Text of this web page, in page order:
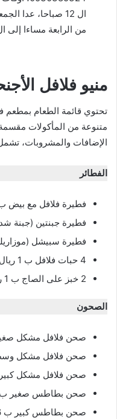
من الرابعة مساءا إلى ال 12
منيو فلافل
تحتوي قائمة الطعام بمطعم
متنوعة من المأكولات مقسمة
الإضافات والمشروبات، تشمل
الفطائر
فطيرة فلافل مع بيض ب 6
فطيرة جبنتين (جبنة شدر
فطيرة سبيشل
4 حبات فلافل ب 1 ريال
2 خبز على الصاج ب 1 ريال.
الصحون
صحن فلافل مشكل صغير ب
صحن فلافل مشكل وسط ب
صحن فلافل مشكل كبير ب 23- 28
صحن بطاطس صغير ب 4 ريال
صحن بطاطس كبير ب 6 ريال